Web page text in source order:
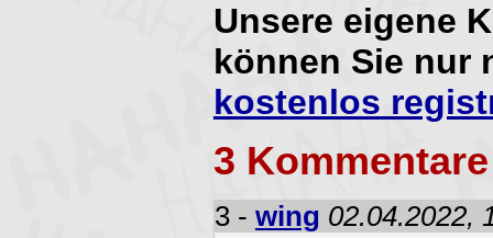
Unsere eigene
können Sie nur
kostenlos
3
3 - wing 02.04.2022,